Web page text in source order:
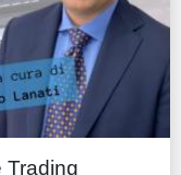
Trading